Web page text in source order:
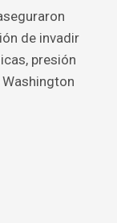
de invadir
presión